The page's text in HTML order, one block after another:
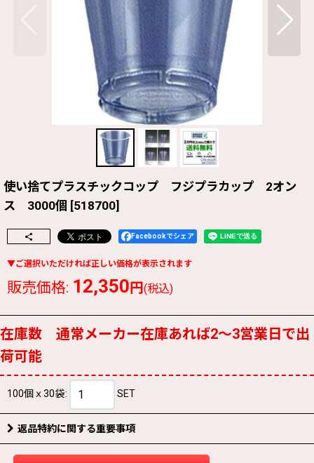
使い捨てプラスチックコップ フジプラカップ 2オン
ス 3000個 [518700]
Facebookでシェア
販売価格: 12,350円(税込)
在庫数 通常メーカー在庫あれば2〜3営業日で出
荷可能
100個ｘ30袋: SET
返品特約に関する重要事項